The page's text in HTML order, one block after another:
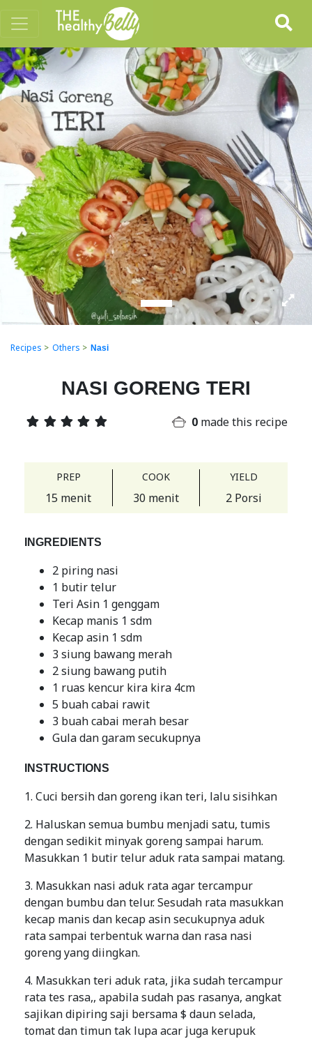
Previous Next
Recipes > Others > Nasi
NASI GORENG TERI
0 made this recipe
PREP
15 menit
COOK
30 menit
YIELD
2 Porsi
INGREDIENTS
2 piring nasi
1 butir telur
Teri Asin 1 genggam
Kecap manis 1 sdm
Kecap asin 1 sdm
3 siung bawang merah
2 siung bawang putih
1 ruas kencur kira kira 4cm
5 buah cabai rawit
3 buah cabai merah besar
Gula dan garam secukupnya
INSTRUCTIONS
1. Cuci bersih dan goreng ikan teri, lalu sisihkan
2. Haluskan semua bumbu menjadi satu, tumis
dengan sedikit minyak goreng sampai harum.
Masukkan 1 butir telur aduk rata sampai matang.
3. Masukkan nasi aduk rata agar tercampur
dengan bumbu dan telur. Sesudah rata masukkan
kecap manis dan kecap asin secukupnya aduk
rata sampai terbentuk warna dan rasa nasi
goreng yang diingkan.
4. Masukkan teri aduk rata, jika sudah tercampur
rata tes rasa,, apabila sudah pas rasanya, angkat
sajikan dipiring saji bersama $ daun selada,
tomat dan timun tak lupa acar juga kerupuk